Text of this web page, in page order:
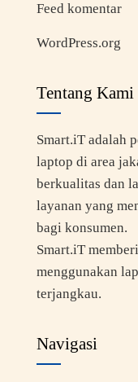
Feed komentar
WordPress.org
Tentang Kami
Smart.iT adalah
laptop di area
berkualitas dan
layanan yang
bagi konsumen.
Smart.iT
menggunakan
terjangkau.
Navigasi